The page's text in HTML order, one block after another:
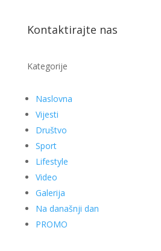
Kontaktirajte nas
Kategorije
Naslovna
Vijesti
Društvo
Sport
Lifestyle
Video
Galerija
Na današnji dan
PROMO